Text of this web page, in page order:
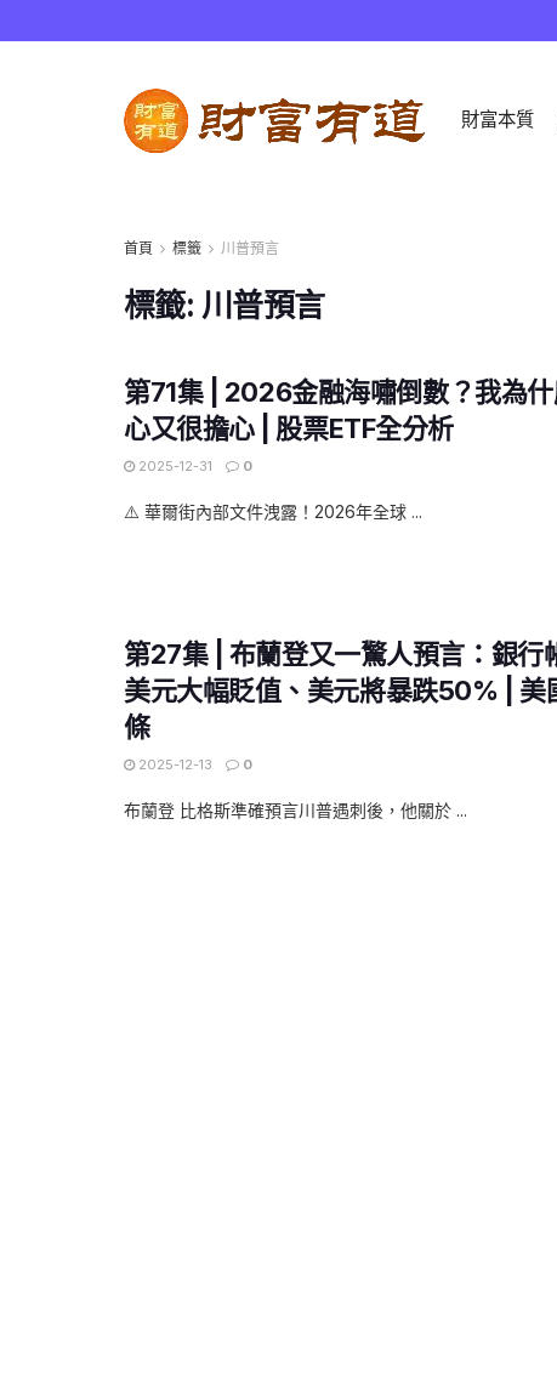
財富本質
首頁 標籤 川普預言
標籤: 川普預言
第71集 | 2026金融海嘯倒數？我為
心又很擔心 | 股票ETF全分析
2025-12-31 0
⚠️ 華爾街內部文件洩露！2026年全球 ...
第27集 | 布蘭登又一驚人預言：銀行
美元大幅貶值、美元將暴跌50% | 美
條
2025-12-13 0
布蘭登 比格斯準確預言川普遇刺後，他關於 ...